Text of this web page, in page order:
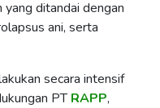
yang ditandai dengan
ani, serta
secara intensif
PTRAPP,